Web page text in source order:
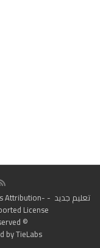
تعليم جديد - This work is licensed under a
Attribution-
License
© Copyright 2026, All Rights Reserved
byTieLabs